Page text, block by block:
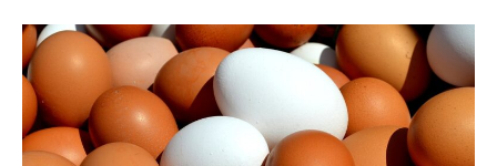
Криптовалюта
Робота і освіта
Публікації